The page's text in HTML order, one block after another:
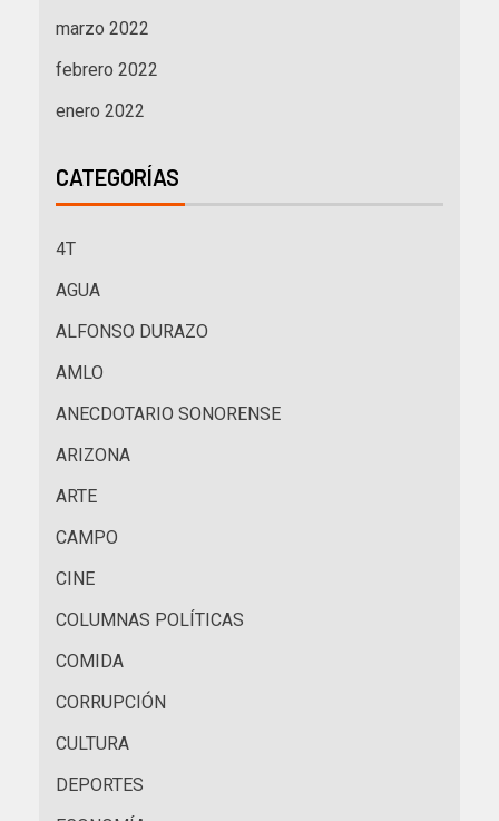
marzo 2022
febrero 2022
enero 2022
CATEGORÍAS
4T
AGUA
ALFONSO DURAZO
AMLO
ANECDOTARIO SONORENSE
ARIZONA
ARTE
CAMPO
CINE
COLUMNAS POLÍTICAS
COMIDA
CORRUPCIÓN
CULTURA
DEPORTES